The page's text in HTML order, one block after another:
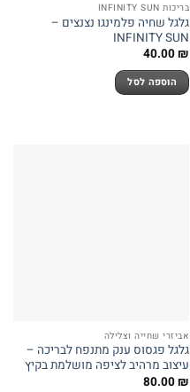
בריכות INFINITY SUN
גלגל שחיה פלמינגו נצנצים –
INFINITY SUN
40.00₪
הוספה לסל
אביזרי שחייה וצלילה
גלגל פגסוס ענק מתנפח לבריכה –
עיצוב מרהיב לציפה מושלמת בקיץ
80.00₪